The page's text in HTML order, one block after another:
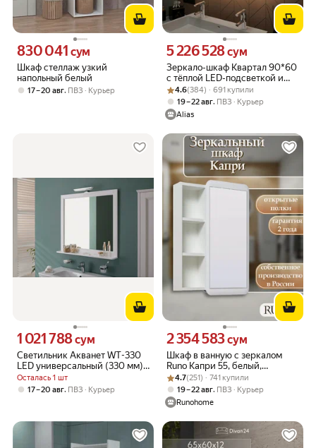
Шкаф стеллаж узкий
напольный белый
Цена 830041 сум вместо
830 041 сум
17 – 20 авг, ПВЗ Курьер
Зеркало-шкаф Квартал 90*60
с тёплой LED-подсветкой и
взмахом руки, универсальный
Цена 5226528 сум вместо
5 226 528сум
Рейтинг товара: 4.6 из 5
Оценок: (384) · 691 купили
4.6(384) · 691 купили
19 – 22 авг, ПВЗ
Курьер
Alias
Светильник Акванет WT-330
LED универсальный (330 мм).
хром 181662
Осталась 1 шт
Цена 1021788 сум вместо
1 021 788сум
17 – 20 авг, ПВЗ Курьер
Шкаф в ванную с зеркалом
Runo Капри 55, белый,
универсальный, полка для
ванной
Цена 2354583 сум вместо
2 354 583сум
Рейтинг товара: 4.7 из 5
Оценок: (251) · 741 купили
4.7(251) · 741 купили
19 – 22 авг, ПВЗ
Курьер
Runohome